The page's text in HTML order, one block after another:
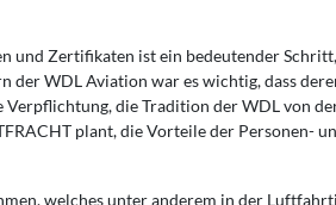
Zertifikaten ist ein bedeutender
WDL Aviation war es wichtig, dass
die Tradition der WDL von
plant, die Vorteile der Personen-
welches unter anderem in der